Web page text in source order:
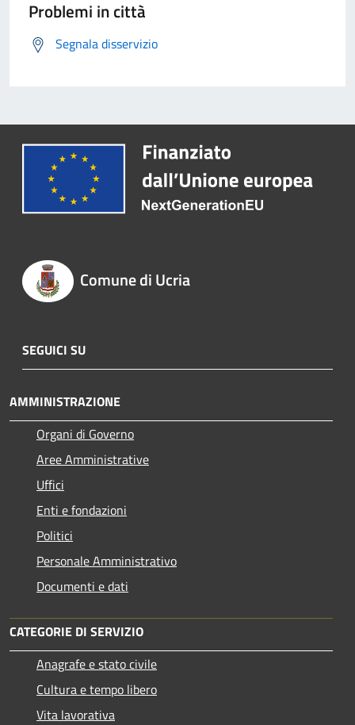
Problemi in città
Segnala disservizio
Comune di Ucria
SEGUICI SU
AMMINISTRAZIONE
Organi di Governo
Aree Amministrative
Uffici
Enti e fondazioni
Politici
Personale Amministrativo
Documenti e dati
CATEGORIE DI SERVIZIO
Anagrafe e stato civile
Cultura e tempo libero
Vita lavorativa